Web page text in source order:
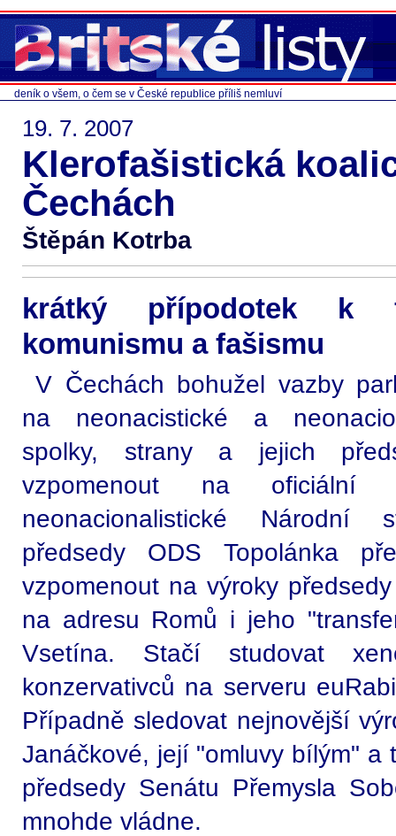
deník o všem, o čem se v České republice příliš nemluví
19. 7. 2007
Klerofašistická
Čechách
Štěpán Kotrba
krátký přípodotek k
komunismu a fašismu
V Čechách bohužel vazby
na neonacistické a
spolky, strany a jejich
vzpomenout na oficiální
neonacionalistické Národní
předsedy ODS Topolánka
vzpomenout na výroky
na adresu Romů i jeho
Vsetína. Stačí studovat
konzervativců na serveru
Případně sledovat nejnovější
Janáčkové, její "omluvy bílým" a
předsedy Senátu Přemysla
mnohde vládne.